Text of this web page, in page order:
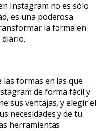
Instagram no es sólo
es una poderosa
la forma en
diario.
las formas en las que
de forma fácil y
sus ventajas, y elegir el
necesidades y de tu
herramientas